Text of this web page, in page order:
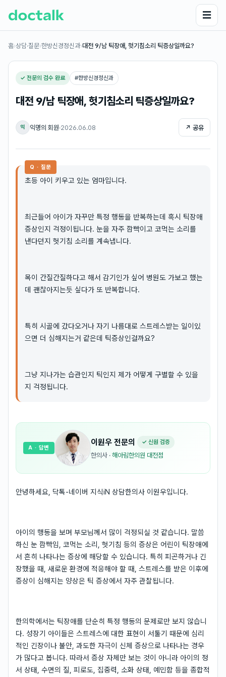
☰
홈›상담·질문›한방신경정신과›대전 9/남 틱장애, 헛기침소리 틱증상일까요?
✓ 전문의 검수 완료 #한방신경정신과
대전 9/남 틱장애, 헛기침소리 틱증상일까요?
익 익명의 회원·2026.06.08 ↗ 공유
Q · 질문
초등 아이 키우고 있는 엄마입니다.
최근들어 아이가 자꾸만 특정 행동을 반복하는데 혹시 틱장애
증상인지 걱정이됩니다. 눈을 자주 깜빡이고 코먹는 소리를
낸다던지 헛기침 소리를 계속냅니다.
목이 간질간질하다고 해서 감기인가 싶어 병원도 가보고 했는
데 괜찮아지는듯 싶다가 또 반복합니다.
특히 시골에 갔다오거나 자기 나름대로 스트레스받는 일이있
으면 더 심해지는거 같은데 틱증상인걸까요?
그냥 지나가는 습관인지 틱인지 제가 어떻게 구별할 수 있을
지 걱정됩니다.
이원우 전문의 ✓ 신원 검증
한의사 · 해아림한의원 대전점
A · 답변
안녕하세요, 닥톡-네이버 지식iN 상담한의사 이원우입니다.
아이의 행동을 보며 부모님께서 많이 걱정되실 것 같습니다. 말씀
하신 눈 깜빡임, 코먹는 소리, 헛기침 등의 증상은 어린이 틱장애에
서 흔히 나타나는 증상에 해당할 수 있습니다. 특히 피곤하거나 긴
장했을 때, 새로운 환경에 적응해야 할 때, 스트레스를 받은 이후에
증상이 심해지는 양상은 틱 증상에서 자주 관찰됩니다.
한의학에서는 틱장애를 단순히 특정 행동의 문제로만 보지 않습니
다. 성장기 아이들은 스트레스에 대한 표현이 서툴기 때문에 심리
적인 긴장이나 불안, 과도한 자극이 신체 증상으로 나타나는 경우
가 많다고 봅니다. 따라서 증상 자체만 보는 것이 아니라 아이의 정
서 상태, 수면의 질, 피로도, 집중력, 소화 상태, 예민함 등을 종합적